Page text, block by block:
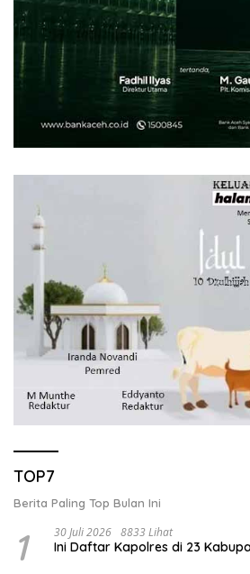
TOP7
Berita Paling Top Bulan Ini
1 30 Juli 2026 8833 Lihat
Ini Daftar Kapolres di 23